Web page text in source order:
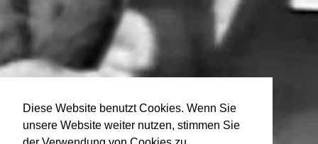
Diese Website benutzt Cookies. Wenn Sie
unsere Website weiter nutzen, stimmen Sie